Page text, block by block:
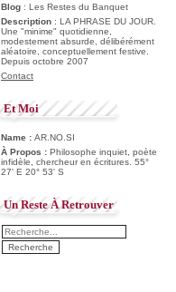
Blog : Les Restes du Banquet
Description : LA PHRASE DU JOUR.
Une "minime" quotidienne,
modestement absurde, délibérément
aléatoire, conceptuellement festive.
Depuis octobre 2007
Contact
Et Moi
Name : AR.NO.SI
À Propos : Philosophe inquiet, poète
infidèle, chercheur en écritures. 55°
27' E 20° 53' S
Un Reste À Retrouver